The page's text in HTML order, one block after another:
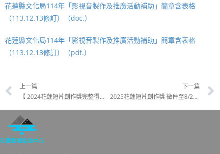
花蓮縣文化局114年「影視音製作及推廣活動補助」簡章含表格
（113.12.13修訂）（doc.）
花蓮縣文化局114年「影視音製作及推廣活動補助」簡章含表格
（113.12.13修訂）（pdf.）
上一篇
【 2024花蓮短片創作獎完整得獎名單 】
下一篇
2025花蓮短片創作獎 徵件至8/22！「青少年評審團培訓企劃」 招募至6/15